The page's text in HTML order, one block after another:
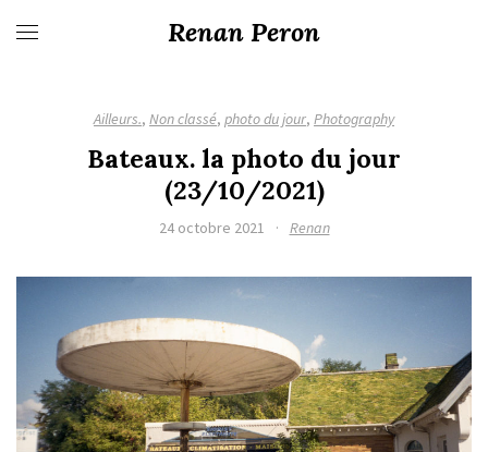
Renan Peron
Ailleurs., Non classé, photo du jour, Photography
Bateaux. la photo du jour
(23/10/2021)
24 octobre 2021 · Renan